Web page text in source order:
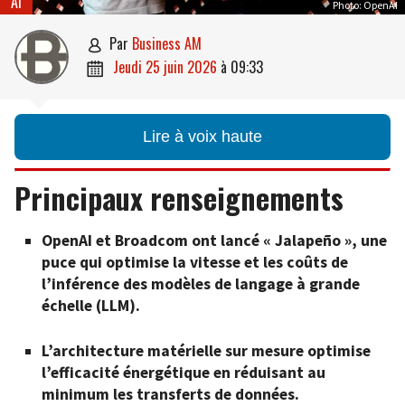
Photo: OpenAI
 par Business AM
 jeudi 25 juin 2026 à 09:33
Lire à voix haute
Principaux renseignements
OpenAI et Broadcom ont lancé « Jalapeño », une
puce qui optimise la vitesse et les coûts de
l’inférence des modèles de langage à grande
échelle (LLM).
L’architecture matérielle sur mesure optimise
l’efficacité énergétique en réduisant au
minimum les transferts de données.